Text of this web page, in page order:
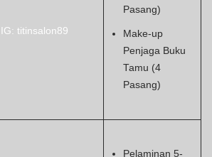
IG: titinsalon89
Pasang)
Make-up
Penjaga Buku
Tamu (4
Pasang)
Pelaminan 5-